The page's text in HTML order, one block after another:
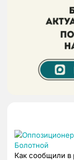
Как сообщили в